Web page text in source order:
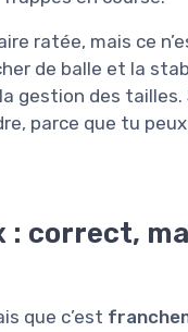
ratée, mais ce
de balle et la
gestion des
parce que tu
correct,
que c’est